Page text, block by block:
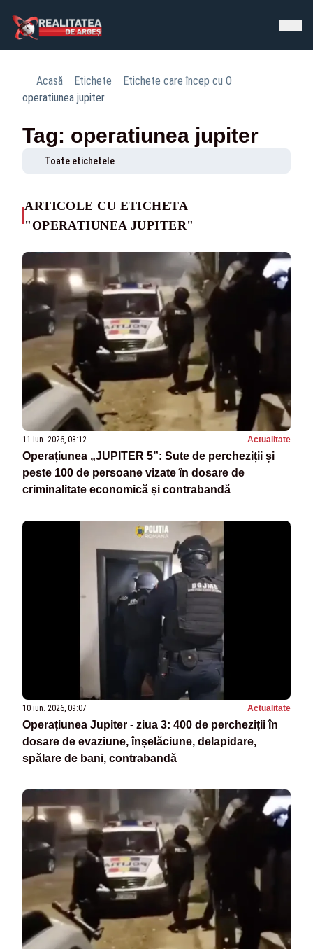
Acasă Etichete
Etichete care încep cu O
operatiunea jupiter
Tag: operatiunea jupiter
Toate etichetele
ARTICOLE CU ETICHETA
"OPERATIUNEA JUPITER"
11 iun. 2026, 08:12 Actualitate
Operațiunea „JUPITER 5”: Sute de percheziții și
peste 100 de persoane vizate în dosare de
criminalitate economică și contrabandă
10 iun. 2026, 09:07 Actualitate
Operațiunea Jupiter - ziua 3: 400 de percheziții în
dosare de evaziune, înșelăciune, delapidare,
spălare de bani, contrabandă